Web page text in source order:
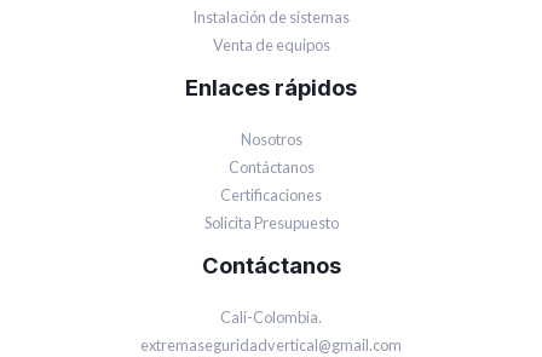
Instalación de sistemas
Venta de equipos
Enlaces rápidos
Nosotros
Contáctanos
Certificaciones
Solicita Presupuesto
Contáctanos
Cali-Colombia.
extremaseguridadvertical@gmail.com